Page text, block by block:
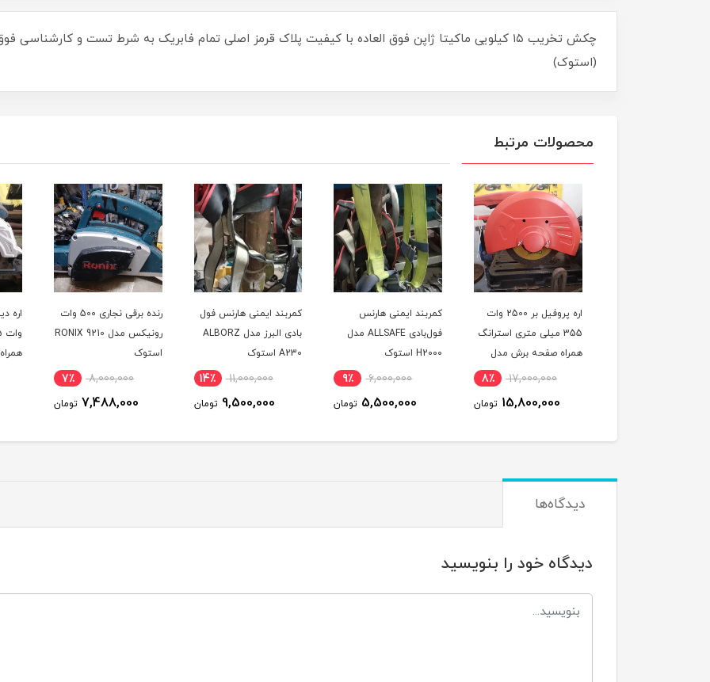
چکش تخریب ۱۵ کیلویی ماکیتا ژاپن فوق العاده با کیفیت پلاک قرمز اصلی تمام فابریک به شرط تست و
(استوک)
محصولات مرتبط
اره پروفیل بر 2500 وات
355 میلی متری استرانگ
همراه صفحه برش مدل
STRONG STG2500 در
17,000,000 8٪
15,800,000 تومان
کمربند ایمنی هارنس
فول‌بادی ALLSAFE مدل
H2000 استوک
6,000,000 9٪
5,500,000 تومان
کمربند ایمنی هارنس فول
بادی البرز مدل ALBORZ
A230 استوک
11,000,000 14٪
9,500,000 تومان
رنده برقی نجاری 500 وات
رونیکس مدل RONIX 9210
استوک
8,000,000 7٪
7,488,000 تومان
دیدگاه‌ها
دیدگاه خود را بنویسید